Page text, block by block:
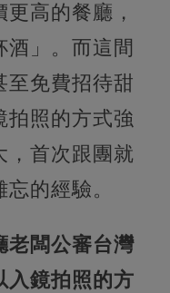
高的餐廳，
酒」。而這間
至免費招待甜
拍照的方式強
，首次跟團就
的經驗。
老闆公審台灣
入鏡拍照的方